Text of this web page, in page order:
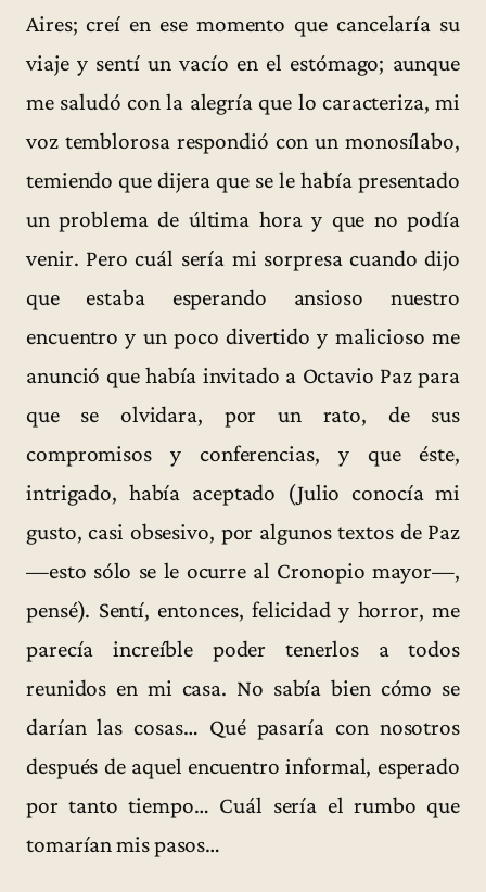
Aires; creí en ese momento que cancelaría su
viaje y sentí un vacío en el estómago; aunque
me saludó con la alegría que lo caracteriza, mi
voz temblorosa respondió con un monosílabo,
temiendo que dijera que se le había presentado
un problema de última hora y que no podía
venir. Pero cuál sería mi sorpresa cuando dijo
que estaba esperando ansioso nuestro
encuentro y un poco divertido y malicioso me
anunció que había invitado a Octavio Paz para
que se olvidara, por un rato, de sus
compromisos y conferencias, y que éste,
intrigado, había aceptado (Julio conocía mi
gusto, casi obsesivo, por algunos textos de Paz
—esto sólo se le ocurre al Cronopio mayor—,
pensé). Sentí, entonces, felicidad y horror, me
parecía increíble poder tenerlos a todos
reunidos en mi casa. No sabía bien cómo se
darían las cosas… Qué pasaría con nosotros
después de aquel encuentro informal, esperado
por tanto tiempo… Cuál sería el rumbo que
tomarían mis pasos…